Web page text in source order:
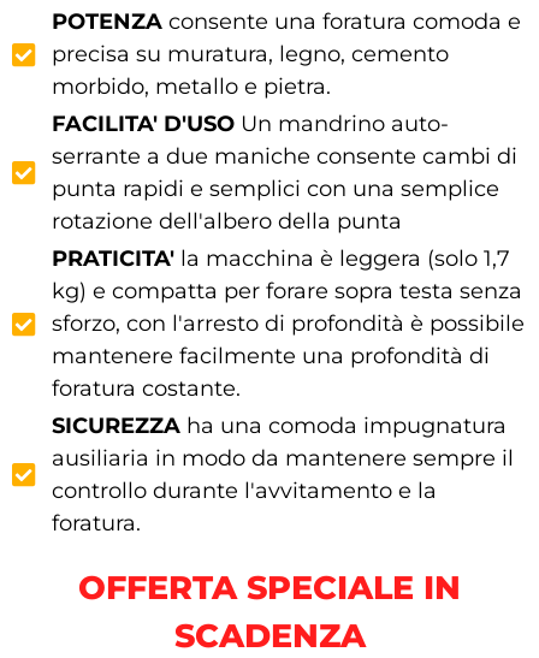
POTENZA consente una foratura comoda e
precisa su muratura, legno, cemento
morbido, metallo e pietra.
FACILITA' D'USO Un mandrino auto-
serrante a due maniche consente cambi di
punta rapidi e semplici con una semplice
rotazione dell'albero della punta
PRATICITA' la macchina è leggera (solo 1,7
kg) e compatta per forare sopra testa senza
sforzo, con l'arresto di profondità è possibile
mantenere facilmente una profondità di
foratura costante.
SICUREZZA ha una comoda impugnatura
ausiliaria in modo da mantenere sempre il
controllo durante l'avvitamento e la
foratura.
OFFERTA SPECIALE IN
SCADENZA